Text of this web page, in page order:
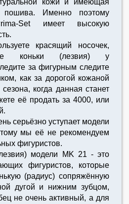
кожи и имеющая
пошива. Именно поэтому
Set имеет высокую
красящий носочек,
коньки (лезвия) у
за фигурным следите
как за дорогой кожаной
когда данная станет
её продать за 4000, или
серьёзно уступает модели
мы её не рекомендуем
фигуристов.
модели MK 21 - это
фигуристов, которые
(радиус) сопряжённую
дугой и нижним зубцом,
не очень активный, а для